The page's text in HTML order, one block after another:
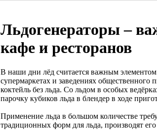
Льдогенераторы –
кафе и ресторанов
В наши дни лёд считается важным
супермаркетах и заведениях
коктейль без льда. Со льдом в особых
парочку кубиков льда в блендер в ходе
Применение льда в большом количестве
традиционных форм для льда, производят его